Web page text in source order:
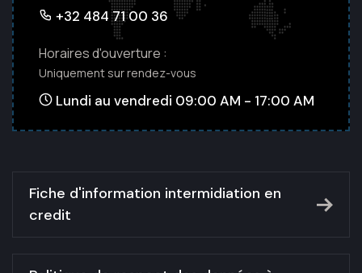
+32 484 71 00 36
Horaires d'ouverture :
Uniquement sur rendez-vous
Lundi au vendredi 09:00 AM - 17:00 AM
Fiche d'information intermidiation en
credit